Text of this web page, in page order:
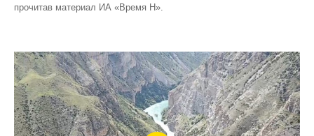
прочитав материал ИА «Время Н».